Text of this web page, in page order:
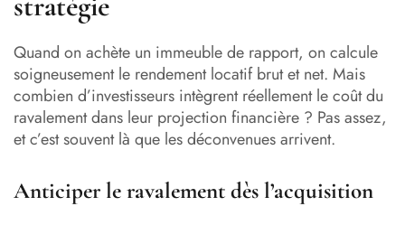
Quand on achète un immeuble de rapport, on calcule
soigneusement le rendement locatif brut et net. Mais
combien d’investisseurs intègrent réellement le coût du
ravalement dans leur projection financière ? Pas assez,
et c’est souvent là que les déconvenues arrivent.
Anticiper le ravalement dès l’acquisition